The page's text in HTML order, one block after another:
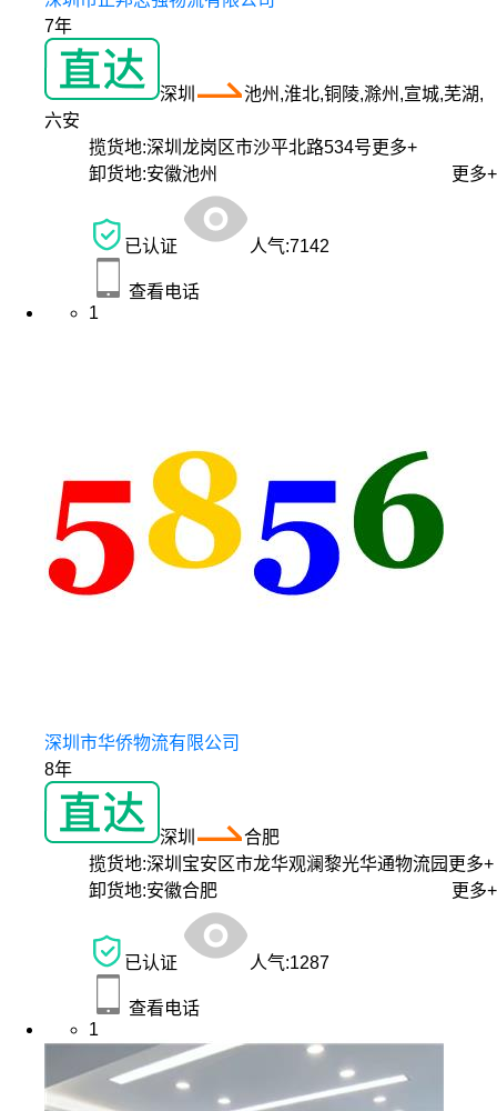
7年
深圳
池州,淮北,铜陵,滁州,宣城,芜湖,
六安
揽货地:深圳龙岗区市沙平北路534号更多+
卸货地:安徽池州 更多+
已认证 人气:7142
查看电话
1
深圳市华侨物流有限公司
8年
深圳
合肥
揽货地:深圳宝安区市龙华观澜黎光华通物流园 更多+
卸货地:安徽合肥 更多+
已认证 人气:1287
查看电话
1